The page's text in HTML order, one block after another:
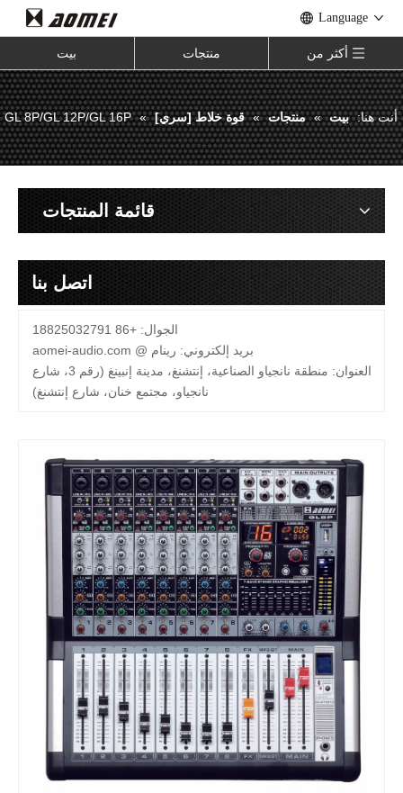
Language
بيت منتجات أكثر من
أنت هنا: بيت » منتجات » قوة خلاط [سري] »
GL 8P/GL 12P/GL 16P
قائمة المنتجات
اتصل بنا
الجوال: +86 18825032791
بريد إلكتروني: رينام @ aomei-audio.com
العنوان: منطقة نانجياو الصناعية، إنتشنغ، مدينة إنبينغ (رقم 3، شارع
نانجياو، مجتمع خنان، شارع إنتشنغ)